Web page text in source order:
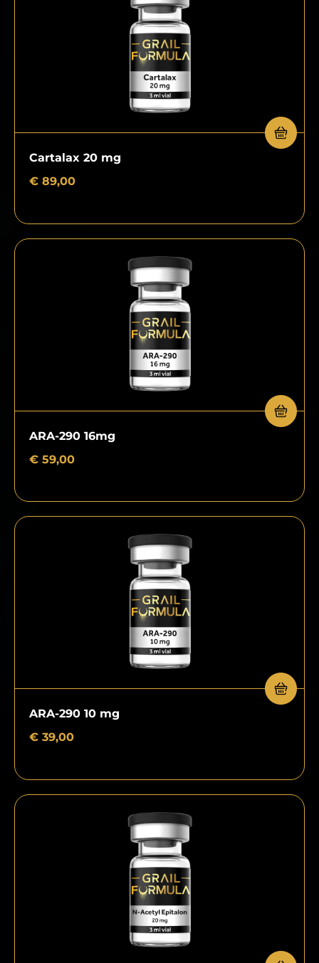
Cartalax 20 mg
€ 89,00
ARA-290 16mg
€ 59,00
ARA-290 10 mg
€ 39,00